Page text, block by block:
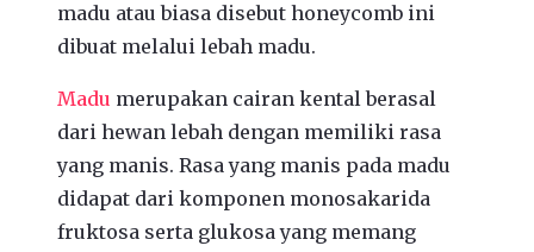
madu atau biasa disebut honeycomb ini
dibuat melalui lebah madu.
Madu merupakan cairan kental berasal
dari hewan lebah dengan memiliki rasa
yang manis. Rasa yang manis pada madu
didapat dari komponen monosakarida
fruktosa serta glukosa yang memang